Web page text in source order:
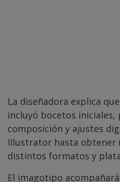
La diseñadora explica
incluyó bocetos iniciales,
composición y ajustes
Illustrator hasta obtener
distintos formatos y
El imagotipo